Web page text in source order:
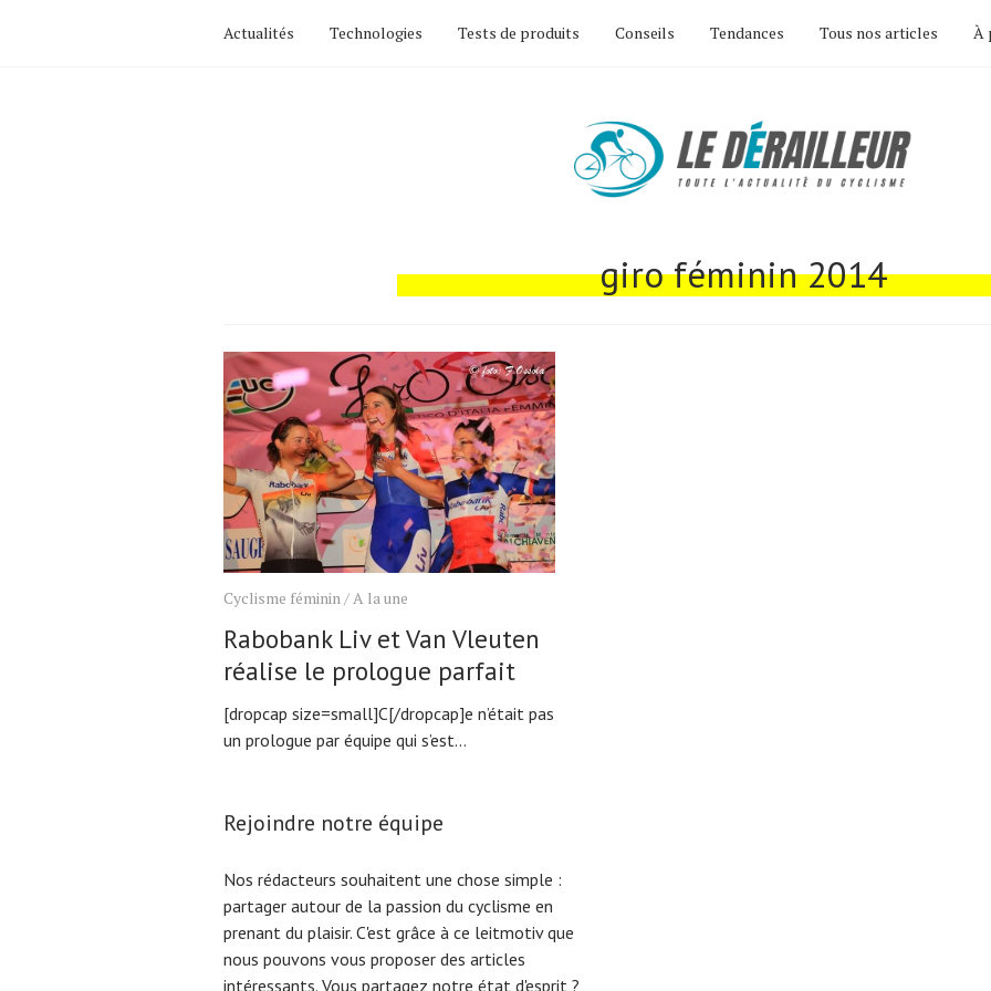
Actualités Technologies Tests de produits Conseils Tendances Tous nos articles À
giro féminin 2014
Cyclisme féminin/A la une
Rabobank Liv et Van Vleuten
réalise le prologue parfait
[dropcap size=small]C[/dropcap]e n’était pas
un prologue par équipe qui s’est...
Rejoindre notre équipe
Nos rédacteurs souhaitent une chose simple :
partager autour de la passion du cyclisme en
prenant du plaisir. C'est grâce à ce leitmotiv que
nous pouvons vous proposer des articles
intéressants. Vous partagez notre état d'esprit ?